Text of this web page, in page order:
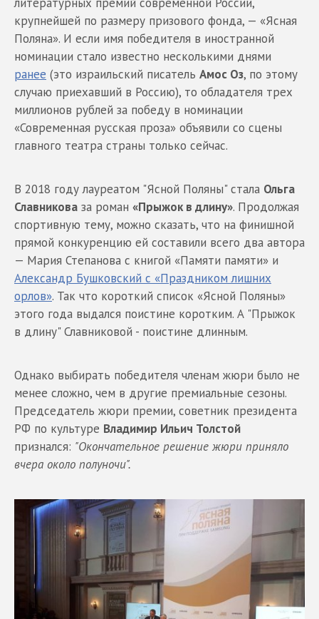
крупнейшей по размеру призового фонда, — «Ясная
Поляна». И если имя победителя в иностранной
номинации стало известно несколькими днями
ранее (это израильский писатель Амос Оз, по этому
случаю приехавший в Россию), то обладателя трех
миллионов рублей за победу в номинации
«Современная русская проза» объявили со сцены
главного театра страны только сейчас.
В 2018 году лауреатом "Ясной Поляны" стала Ольга
Славникова за роман «Прыжок в длину». Продолжая
спортивную тему, можно сказать, что на финишной
прямой конкуренцию ей составили всего два автора
— Мария Степанова с книгой «Памяти памяти» и
Александр Бушковский с «Праздником лишних
орлов». Так что короткий список «Ясной Поляны»
этого года выдался поистине коротким. А "Прыжок
в длину" Славниковой - поистине длинным.
Однако выбирать победителя членам жюри было не
менее сложно, чем в другие премиальные сезоны.
Председатель жюри премии, советник президента
РФ по культуре Владимир Ильич Толстой
признался: "Окончательное решение жюри приняло
вчера около полуночи".